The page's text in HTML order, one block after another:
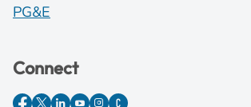
PG&E
Connect